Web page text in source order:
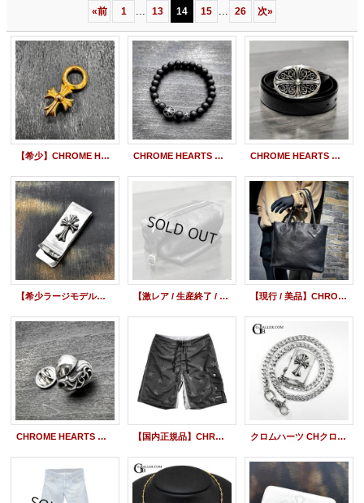
«前 1 ... 13 14 15 ... 26 次»
【希少】CHROME HEARTS クロムハーツ 22K スタック CHクロス チャーム #A | 260608 CHROME HEARTS クロムハーツ 8mm マット オニキス ビーズブレスレット BEAD71 CHROME HEARTS クロムハーツ クラシック オーバルクロス バックル 1.5 レザーストラップ SET size:36
【希少ラージモデル】CHROME HEARTS クロムハーツ スモール CHクロス ラージ マネークリップ 【激レア / 生産終了 / 廃盤モデル】CHROME HEARTS クロムハーツ フレアパッチ シェービングバッグ レザーポーチ ヘビーレザー 黒 【現行 / 美品】CHROME HEARTS クロムハーツ FSトート バッグ クロスパッチ付 ヘビーレザー 黒 | 260413
CHROME HEARTS クロムハーツ スティックピン #4 ハート ピンズ 【国内正規品】CHROME HEARTS クロムハーツ CHプラス レザーパッチラベル ハーフパンツ 36inch クロムハーツ CHクロス with クラシックリンクチェーン V1 ジッポー